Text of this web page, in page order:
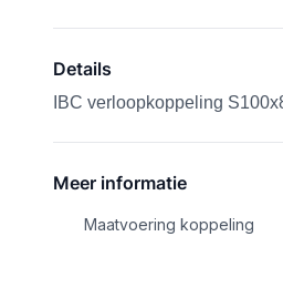
Details
IBC verloopkoppeling
Meer informatie
Maatvoering koppeling